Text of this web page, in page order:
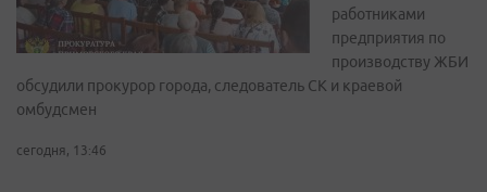
работниками
предприятия по
производству ЖБИ
обсудили прокурор города, следователь СК и краевой
омбудсмен
сегодня, 13:46